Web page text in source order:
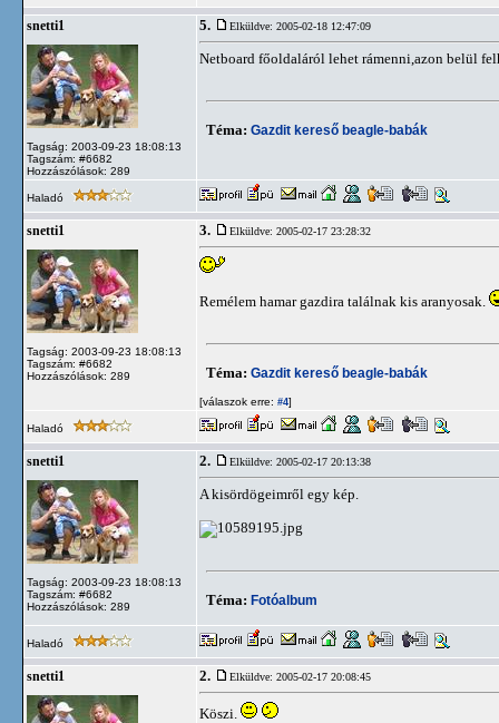
snetti1
Tagság: 2003-09-23 18:08:13
Tagszám: #6682
Hozzászólások: 289
5. Elküldve: 2005-02-18 12:47:09
Netboard főoldaláról lehet rámenni,azon belül
Téma: Gazdit kereső beagle-babák
Haladó
snetti1
Tagság: 2003-09-23 18:08:13
Tagszám: #6682
Hozzászólások: 289
3. Elküldve: 2005-02-17 23:28:32
Remélem hamar gazdira találnak kis aranyosak.
Téma: Gazdit kereső beagle-babák
[válaszok erre: #4]
Haladó
snetti1
Tagság: 2003-09-23 18:08:13
Tagszám: #6682
Hozzászólások: 289
2. Elküldve: 2005-02-17 20:13:38
A kisördögeimről egy kép.
Téma: Fotóalbum
Haladó
snetti1 2. Elküldve: 2005-02-17 20:08:45
Köszi.